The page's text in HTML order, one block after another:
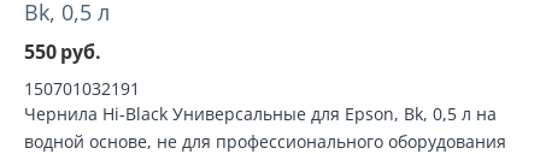
Bk, 0,5 л
550руб.
150701032191
Чернила Hi-Black Универсальные для Epson, Bk, 0,5 л на
водной основе, не для профессионального оборудования